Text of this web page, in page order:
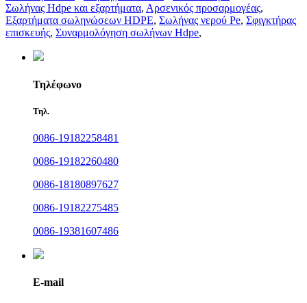
Σωλήνας Hdpe και εξαρτήματα, Αρσενικός προσαρμογέας,
Εξαρτήματα σωληνώσεων HDPE, Σωλήνας νερού Pe, Σφιγκτήρας
επισκευής, Συναρμολόγηση σωλήνων Hdpe,
Τηλέφωνο
Τηλ.
0086-19182258481
0086-19182260480
0086-18180897627
0086-19182275485
0086-19381607486
E-mail